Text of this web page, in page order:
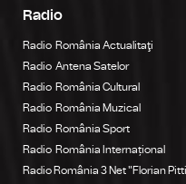
Radio
Radio România Actualitaţi
Radio Antena Satelor
Radio România Cultural
Radio România Muzical
Radio România Sport
Radio România Internațional
Radio România 3 Net "Florian